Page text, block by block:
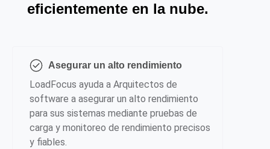
eficientemente en la nube.
Asegurar un alto rendimiento
LoadFocus ayuda a Arquitectos de
software a asegurar un alto rendimiento
para sus sistemas mediante pruebas de
carga y monitoreo de rendimiento precisos
y fiables.